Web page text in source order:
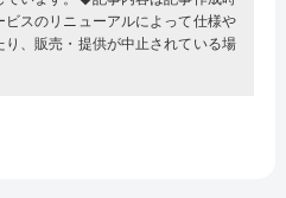
スのリニューアルによって仕様や
、販売・提供が中止されている場